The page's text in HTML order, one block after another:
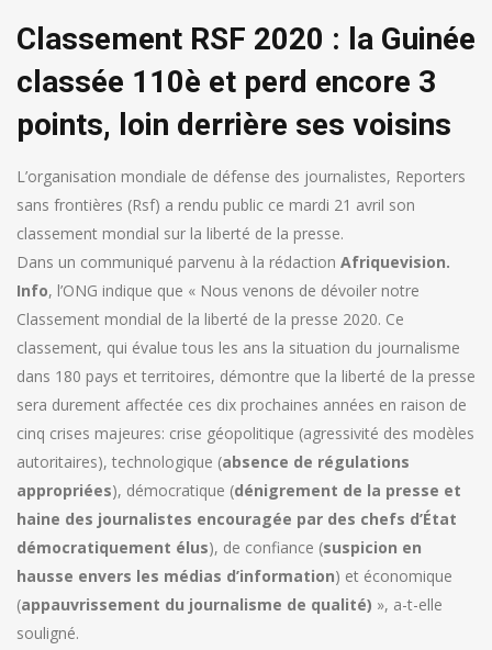
Classement RSF 2020 : la Guinée
classée 110è et perd encore 3
points, loin derrière ses voisins
L’organisation mondiale de défense des journalistes, Reporters
sans frontières (Rsf) a rendu public ce mardi 21 avril son
classement mondial sur la liberté de la presse.
Dans un communiqué parvenu à la rédaction Afriquevision.
Info, l’ONG indique que « Nous venons de dévoiler notre
Classement mondial de la liberté de la presse 2020. Ce
classement, qui évalue tous les ans la situation du journalisme
dans 180 pays et territoires, démontre que la liberté de la presse
sera durement affectée ces dix prochaines années en raison de
cinq crises majeures: crise géopolitique (agressivité des modèles
autoritaires), technologique (absence de régulations
appropriées), démocratique (dénigrement de la presse et
haine des journalistes encouragée par des chefs d’État
démocratiquement élus), de confiance (suspicion en
hausse envers les médias d’information) et économique
(appauvrissement du journalisme de qualité) », a-t-elle
souligné.